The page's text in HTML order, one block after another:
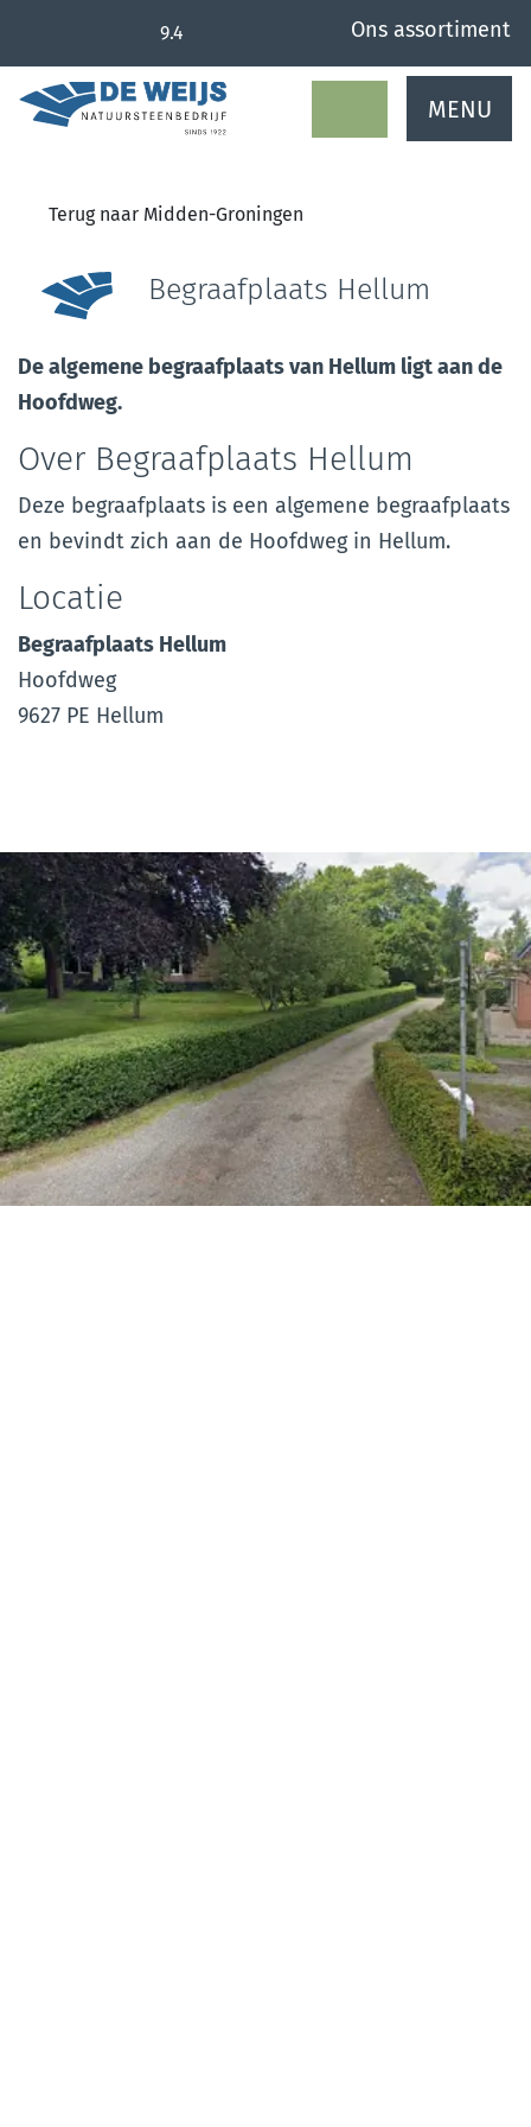
9.4 Ons assortiment
MENU
Terug naar Midden-Groningen
Begraafplaats Hellum
De algemene begraafplaats van Hellum ligt aan de
Hoofdweg.
Over Begraafplaats Hellum
Deze begraafplaats is een algemene begraafplaats
en bevindt zich aan de Hoofdweg in Hellum.
Locatie
Begraafplaats Hellum
Hoofdweg
9627 PE Hellum